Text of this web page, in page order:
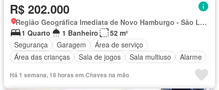
R$ 202.000
Região Geográfica Imediata de Novo Hamburgo - São Leopoldo, Região Metropolitana de Porto Alegre
1 Quarto
1 Banheiro
52 m²
Segurança
Garagem
Área de serviço
Área das crianças
Sala de jogos Sala multiuso Alarme
Há 1 semana, 18 horas em Chaves na mão